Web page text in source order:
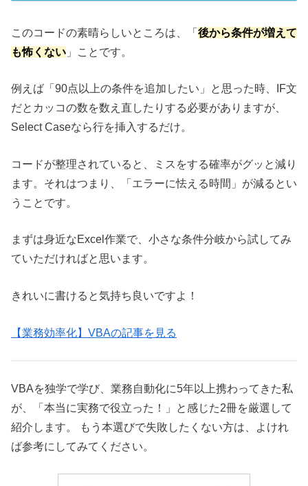
このコードの素晴らしいところは、「 後から条件が増えて
も怖くない 」ことです。
例えば「90点以上の条件を追加したい」と思った時、IF文
だとカッコの数を数え直したりする必要がありますが、
Select Caseなら行を挿入するだけ。
コードが整理されていると、ミスをする確率がグッと減り
ます。それはつまり、「エラーに怯える時間」が減るとい
うことです。
まずは身近なExcel作業で、小さな条件分岐から試してみ
ていただければと思います。
きれいに書けると気持ち良いですよ！
【業務効率化】VBAの記事を見る
VBAを独学で学び、業務自動化に5年以上携わってきた私
が、「本当に実務で役立った！」と感じた2冊を厳選して
紹介します。 もう本選びで失敗したくない方は、よけれ
ば参考にしてみてください。